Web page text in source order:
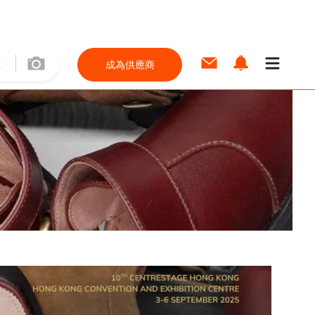
成為供應商